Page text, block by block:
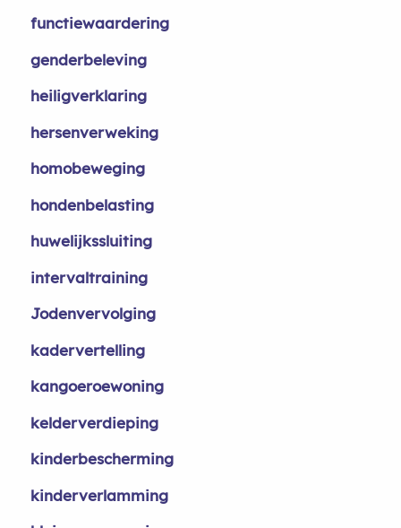
functiewaardering
genderbeleving
heiligverklaring
hersenverweking
homobeweging
hondenbelasting
huwelijkssluiting
intervaltraining
Jodenvervolging
kadervertelling
kangoeroewoning
kelderverdieping
kinderbescherming
kinderverlamming